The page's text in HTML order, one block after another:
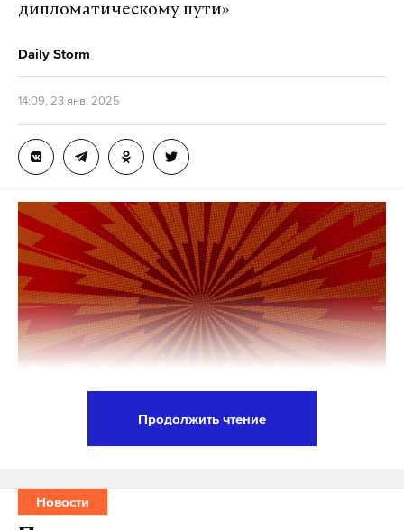
дипломатическому пути»
Daily Storm
14:09, 23 янв. 2025
России Владимиром Путиным, если
американский лидер Дональд Трамп даст Киеву
Продолжить чтение
Новости